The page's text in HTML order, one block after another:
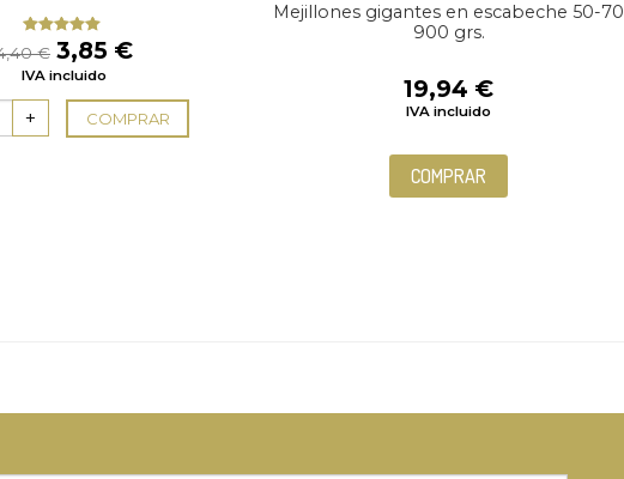
Valorado
con 5.00de
5
€ El
precio
original
era:
4,40 €.
3,85 €El
actual
es:
3,85 €.
IVA incluido
COMPRAR
Mejillones gigantes en escabeche 50-70
900 grs.
19,94 €
IVA incluido
COMPRAR